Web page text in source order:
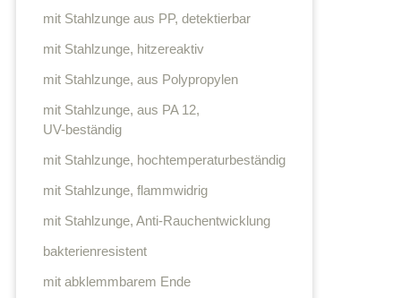
mit Stahlzunge aus PP, detektierbar
mit Stahlzunge, hitzereaktiv
mit Stahlzunge, aus Polypropylen
mit Stahlzunge, aus PA 12,
UV-beständig
mit Stahlzunge, hochtemperaturbeständig
mit Stahlzunge, flammwidrig
mit Stahlzunge, Anti-Rauchentwicklung
bakterienresistent
mit abklemmbarem Ende